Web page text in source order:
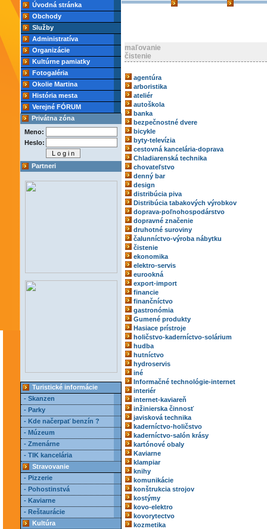
Úvodná stránka
Obchody
Služby
Administratíva
Organizácie
Kultúrne pamiatky
Fotogaléria
Okolie Martina
História mesta
Verejné FÓRUM
Privátna zóna
Meno:
Heslo:
Partneri
Turistické informácie
- Skanzen
- Parky
- Kde načerpať benzín ?
- Múzeum
- Zmenárne
- TIK kancelária
Stravovanie
- Pizzerie
- Pohostinstvá
- Kaviarne
- Reštaurácie
Kultúra
maľovanie
čistenie
agentúra
arboristika
ateliér
autoškola
banka
bezpečnostné dvere
bicykle
byty-televízia
cestovná kancelária-doprava
Chladiarenská technika
chovateľstvo
denný bar
design
distribúcia piva
Distribúcia tabakových výrobkov
doprava-poľnohospodárstvo
dopravné značenie
druhotné suroviny
čalunníctvo-výroba nábytku
čistenie
ekonomika
elektro-servis
eurookná
export-import
financie
finančníctvo
gastronómia
Gumené produkty
Hasiace prístroje
holičstvo-kaderníctvo-solárium
hudba
hutníctvo
hydroservis
iné
Informačné technológie-internet
interiér
internet-kaviareň
inžinierska činnosť
javisková technika
kaderníctvo-holičstvo
kaderníctvo-salón krásy
kartónové obaly
Kaviarne
klampiar
knihy
komunikácie
konštrukcia strojov
kostýmy
kovo-elektro
kovorytectvo
kozmetika